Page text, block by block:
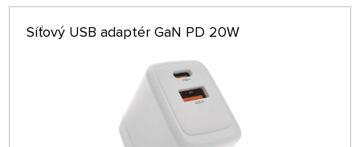
ALPHABETISCH
64 AUF SEITE
Síťový USB adaptér GaN PD 20W